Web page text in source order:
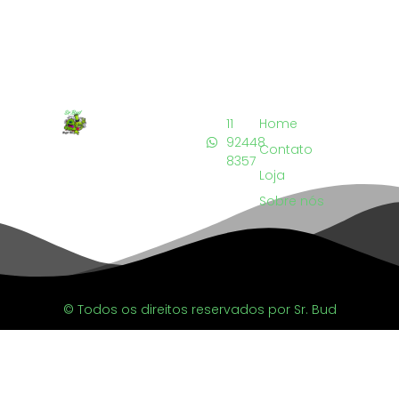
Home
Contato
Loja
Sobre nós
11
92448
8357
© Todos os direitos reservados por Sr. Bud